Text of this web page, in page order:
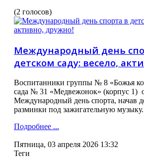
(2 голосов)
Международный день
детском саду: весело,
Воспитанники группы № 8 «Божья
сада № 31 «Медвежонок» (корпус 1)
Международный день спорта, начав
разминки под зажигательную музыку.
Подробнее ...
Пятница, 03 апреля 2026 13:32
Теги